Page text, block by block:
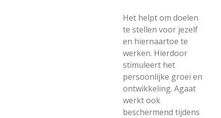
Het helpt om doelen
te stellen voor jezelf
en hiernaartoe te
werken. Hierdoor
stimuleert het
persoonlijke groei en
ontwikkeling. Agaat
werkt ook
beschermend tijdens